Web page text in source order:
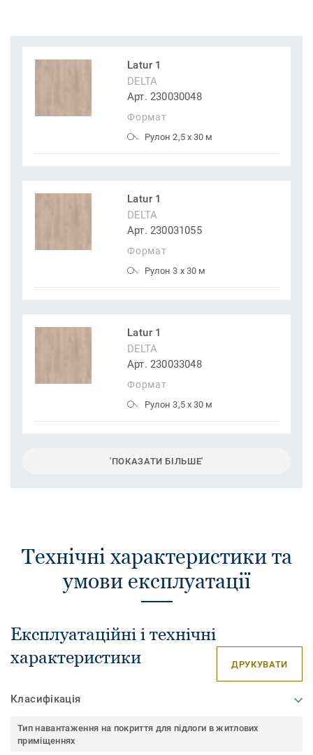
Latur 1
DELTA
Арт. 230030048
Формат
Рулон 2,5 x 30 м
Latur 1
DELTA
Арт. 230031055
Формат
Рулон 3 x 30 м
Latur 1
DELTA
Арт. 230033048
Формат
Рулон 3,5 x 30 м
'ПОКАЗАТИ БІЛЬШЕ'
Технічні характеристики та
умови експлуатації
Експлуатаційні і технічні
характеристики
ДРУКУВАТИ
Класифікація
Тип навантаження на покриття для підлоги в житлових
приміщеннях